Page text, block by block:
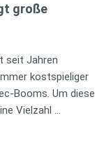
große
seit Jahren
kostspieliger
Booms. Um diese
Vielzahl …